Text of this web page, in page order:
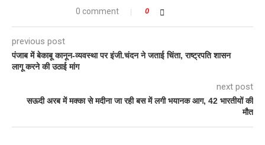
0 comment 0
previous post
पंजाब में बेकाबू कानून-व्यवस्था पर इंजी.चंदन ने जताई चिंता, राष्ट्रपति शासन
लागू करने की उठाई मांग
next post
सऊदी अरब में मक्का से मदीना जा रही बस में लगी भयानक आग, 42 भारतीयों की
मौत